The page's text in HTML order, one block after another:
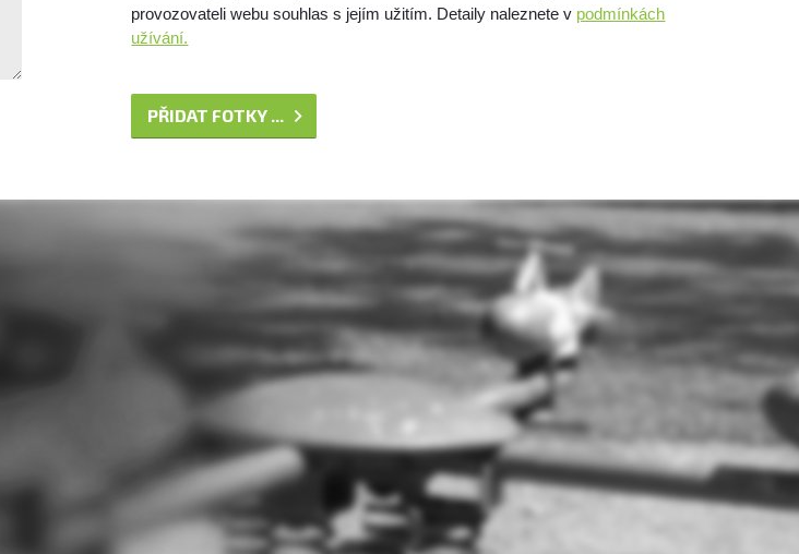
provozovateli webu souhlas s jejím užitím. Detaily naleznete v podmínkách
užívání.
PŘIDAT FOTKY ...